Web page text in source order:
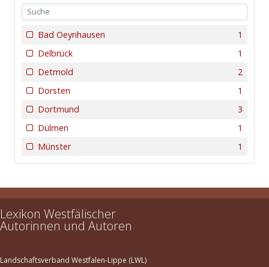
1
Bad Oeynhausen
1
Delbrück
2
Detmold
1
Dorsten
3
Dortmund
1
Dülmen
1
Münster
Lexikon Westfälischer
Autorinnen und Autoren
Landschaftsverband Westfalen-Lippe (LWL)